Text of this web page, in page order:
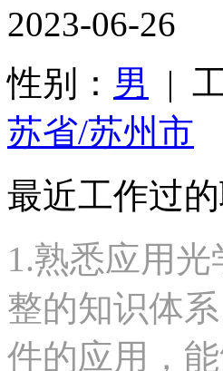
2023-06-26
性别： 男 |
苏省/苏州市
最近工作过
1.熟悉应用
整的知识体
件的应用，